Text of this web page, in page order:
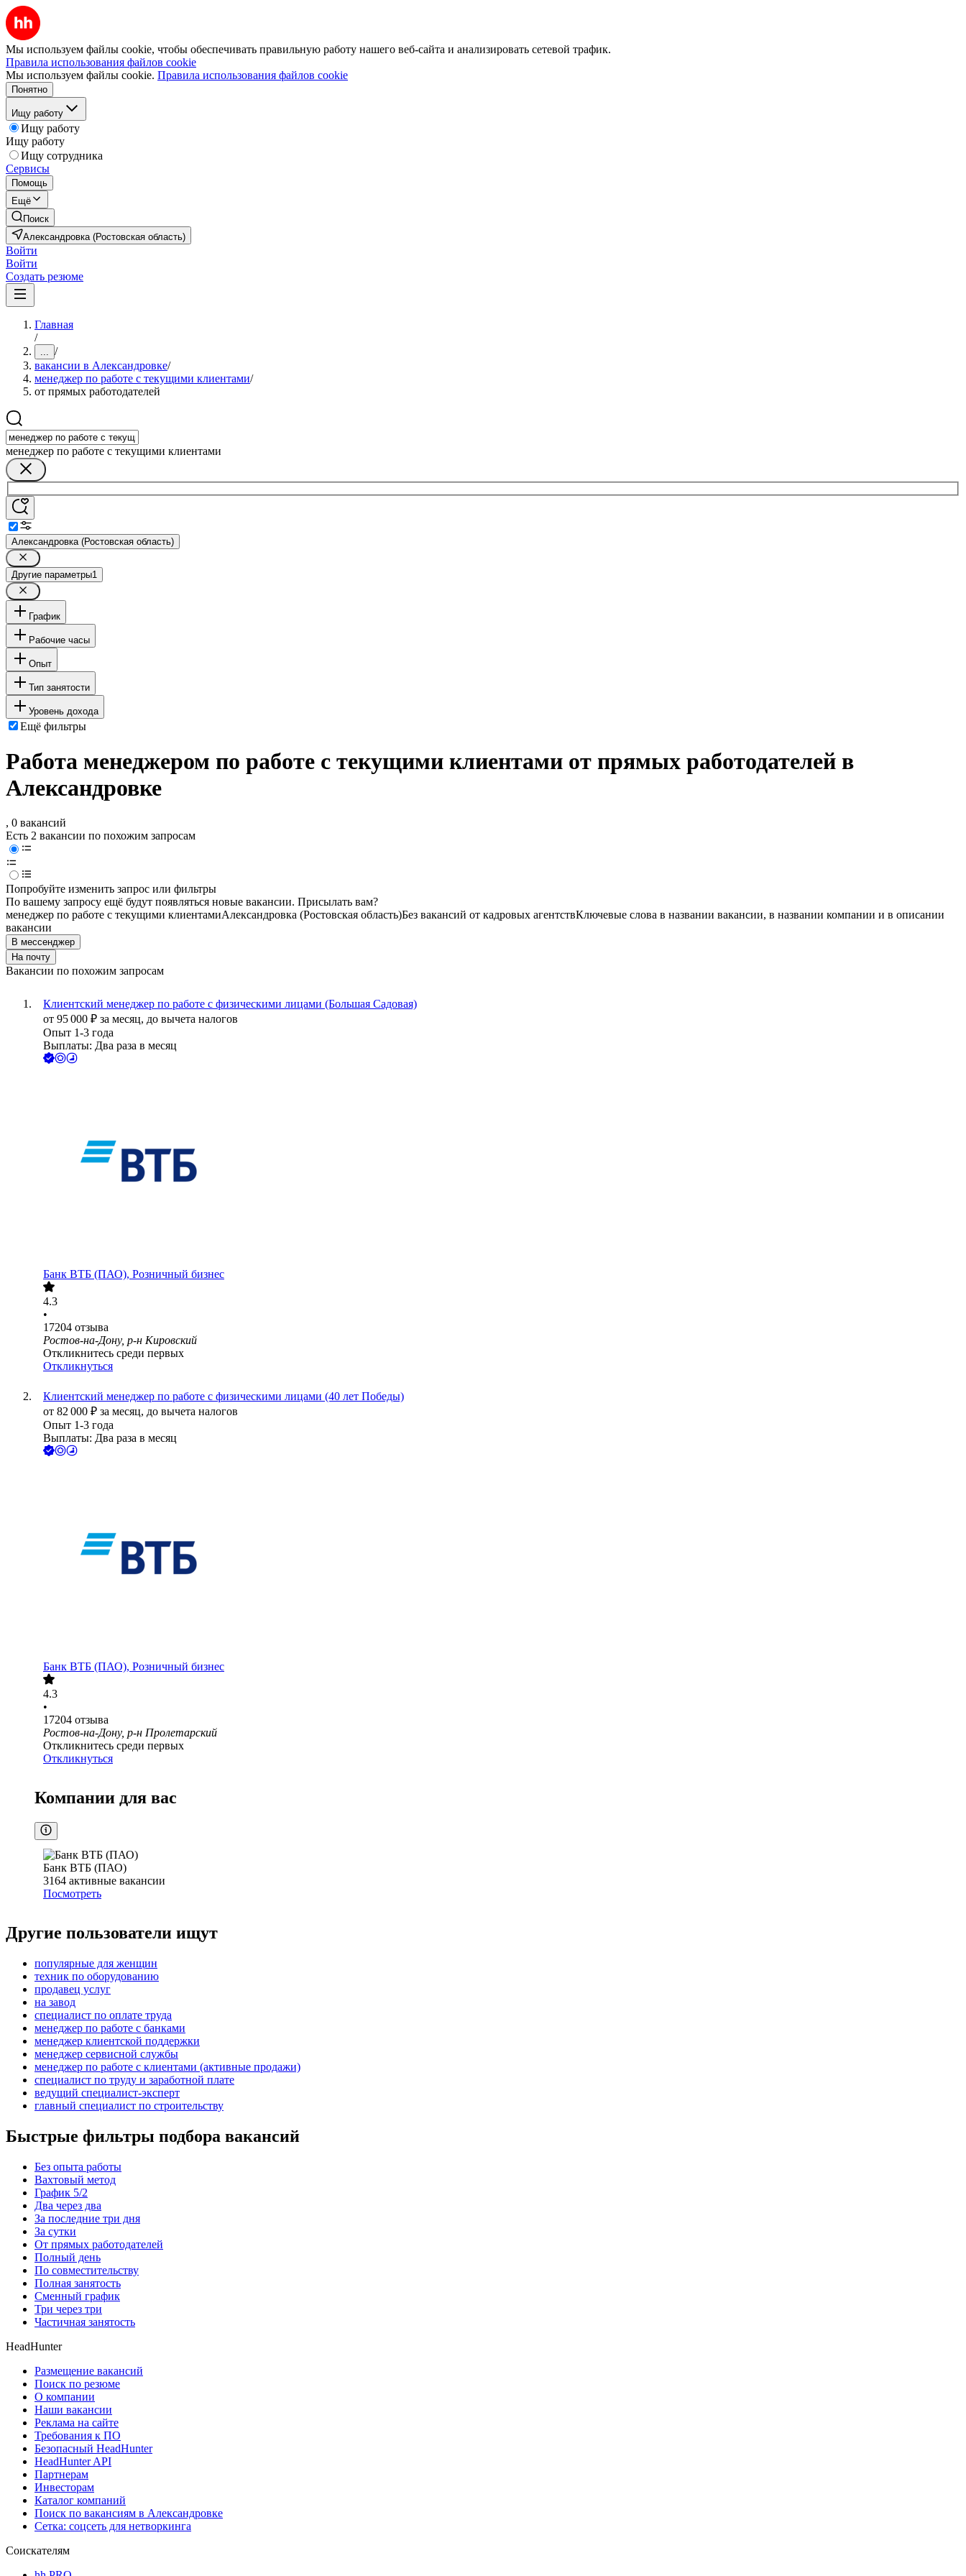
Мы используем файлы cookie, чтобы обеспечивать правильную работу нашего веб-сайта и анализировать сетевой трафик.
Правила использования файлов cookie
Мы используем файлы cookie. Правила использования файлов cookie
Понятно
Ищу работу
Ищу работу
Ищу работу
Ищу сотрудника
Сервисы
Помощь
Ещё
Поиск
Александровка (Ростовская область)
Войти
Войти
Создать резюме
Главная
/
... /
вакансии в Александровке/
менеджер по работе с текущими клиентами/
от прямых работодателей
менеджер по работе с текущими клиентами
Александровка (Ростовская область)
Другие параметры1
График
Рабочие часы
Опыт
Тип занятости
Уровень дохода
Ещё фильтры
Работа менеджером по работе с текущими клиентами от прямых работодателей в
Александровке
, 0 вакансий
Есть 2 вакансии по похожим запросам
Попробуйте изменить запрос или фильтры
По вашему запросу ещё будут появляться новые вакансии. Присылать вам?
менеджер по работе с текущими клиентамиАлександровка (Ростовская область)Без вакансий от кадровых агентствКлючевые слова в названии вакансии, в названии компании и в описании
вакансии
В мессенджер
На почту
Вакансии по похожим запросам
Клиентский менеджер по работе с физическими лицами (Большая Садовая)
от 95 000 ₽ за месяц, до вычета налогов
Опыт 1-3 года
Выплаты: Два раза в месяц
Банк ВТБ (ПАО), Розничный бизнес
4.3
•
17204 отзыва
Ростов-на-Дону, р-н Кировский
Откликнитесь среди первых
Откликнуться
Клиентский менеджер по работе с физическими лицами (40 лет Победы)
от 82 000 ₽ за месяц, до вычета налогов
Опыт 1-3 года
Выплаты: Два раза в месяц
Банк ВТБ (ПАО), Розничный бизнес
4.3
•
17204 отзыва
Ростов-на-Дону, р-н Пролетарский
Откликнитесь среди первых
Откликнуться
Компании для вас
Банк ВТБ (ПАО)
3164 активные вакансии
Посмотреть
Другие пользователи ищут
популярные для женщин
техник по оборудованию
продавец услуг
на завод
специалист по оплате труда
менеджер по работе с банками
менеджер клиентской поддержки
менеджер сервисной службы
менеджер по работе с клиентами (активные продажи)
специалист по труду и заработной плате
ведущий специалист-эксперт
главный специалист по строительству
Быстрые фильтры подбора вакансий
Без опыта работы
Вахтовый метод
График 5/2
Два через два
За последние три дня
За сутки
От прямых работодателей
Полный день
По совместительству
Полная занятость
Сменный график
Три через три
Частичная занятость
HeadHunter
Размещение вакансий
Поиск по резюме
О компании
Наши вакансии
Реклама на сайте
Требования к ПО
Безопасный HeadHunter
HeadHunter API
Партнерам
Инвесторам
Каталог компаний
Поиск по вакансиям в Александровке
Сетка: соцсеть для нетворкинга
Соискателям